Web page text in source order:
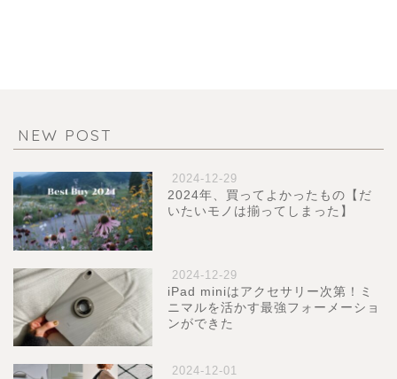
NEW POST
2024-12-29
2024年、買ってよかったもの【だ
いたいモノは揃ってしまった】
2024-12-29
iPad miniはアクセサリー次第！ミ
ニマルを活かす最強フォーメーショ
ンができた
2024-12-01